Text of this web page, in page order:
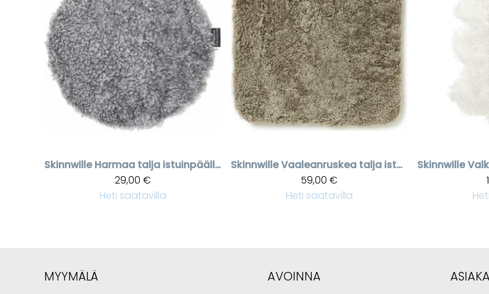
Skinnwille
Harmaa talja istuinpäällinen Curly
29,00 €
Heti saatavilla
Skinnwille
Vaaleanruskea talja istuinpäällinen Curly pad
59,00 €
Heti saatavilla
Skinnwille
MYYMÄLÄ AVOINNA